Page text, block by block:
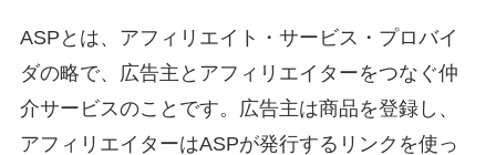
ASPとは、アフィリエイト・サービス・プロバイ
ダの略で、広告主とアフィリエイターをつなぐ仲
介サービスのことです。広告主は商品を登録し、
アフィリエイターはASPが発行するリンクを使っ